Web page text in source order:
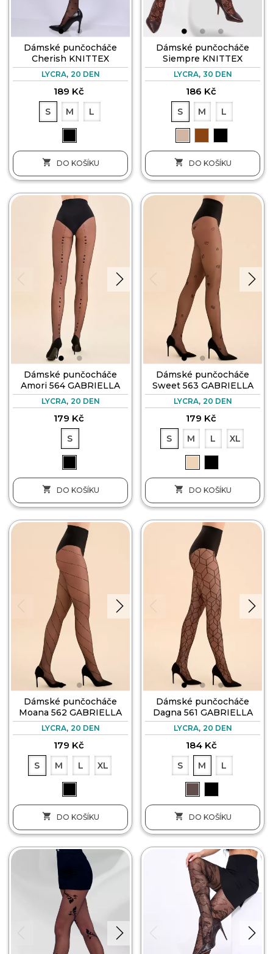
Dámské punčocháče
Cherish KNITTEX
LYCRA, 20 DEN
189 Kč
S M L
 DO KOŠÍKU
Dámské punčocháče
Siempre KNITTEX
LYCRA, 30 DEN
186 Kč
S M L
 DO KOŠÍKU
Dámské punčocháče
Amori 564 GABRIELLA
LYCRA, 20 DEN
179 Kč
S
 DO KOŠÍKU
Dámské punčocháče
Sweet 563 GABRIELLA
LYCRA, 20 DEN
179 Kč
S M L XL
 DO KOŠÍKU
Dámské punčocháče
Moana 562 GABRIELLA
LYCRA, 20 DEN
179 Kč
S M L XL
 DO KOŠÍKU
Dámské punčocháče
Dagna 561 GABRIELLA
LYCRA, 20 DEN
184 Kč
S M L
 DO KOŠÍKU